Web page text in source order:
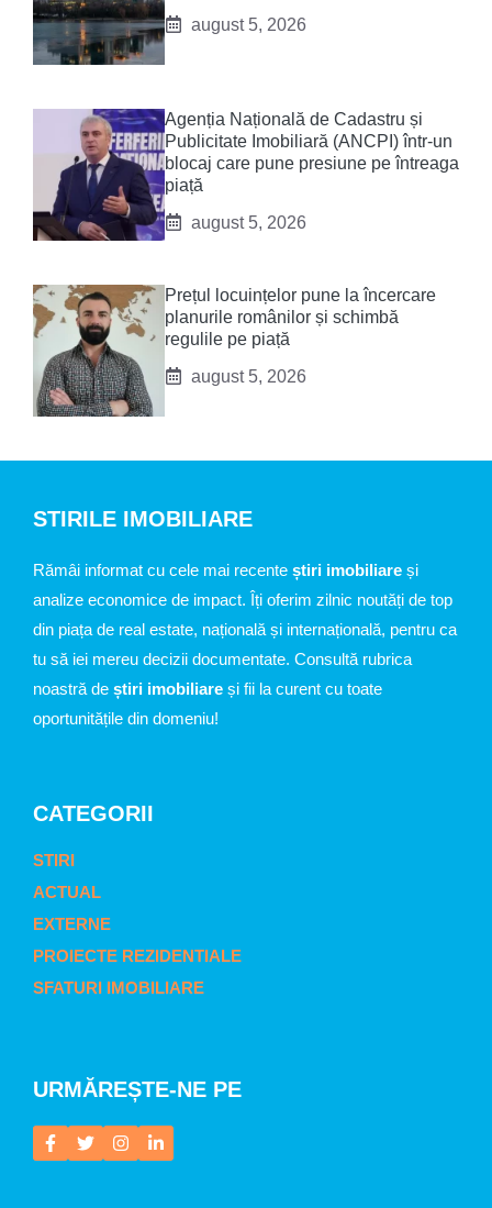
august 5, 2026
Agenția Națională de Cadastru și
Publicitate Imobiliară (ANCPI) într-un
blocaj care pune presiune pe întreaga
piață
august 5, 2026
Prețul locuințelor pune la încercare
planurile românilor și schimbă
regulile pe piață
august 5, 2026
STIRILE IMOBILIARE
Rămâi informat cu cele mai recente știri imobiliare și
analize economice de impact. Îți oferim zilnic noutăți de top
din piața de real estate, națională și internațională, pentru ca
tu să iei mereu decizii documentate. Consultă rubrica
noastră de știri imobiliare și fii la curent cu toate
oportunitățile din domeniu!
CATEGORII
STIRI
ACTUAL
EXTERNE
PROIECTE REZIDENTIALE
SFATURI IMOBILIARE
URMĂREȘTE-NE PE